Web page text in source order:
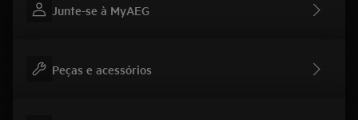
Junte-se à MyAEG
Peças e acessórios